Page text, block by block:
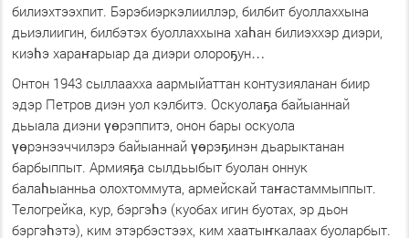
билиэхтээхпит. Бэрэбиэркэлииллэр, билбит буоллаххына
дьиэлиигин, билбэтэх буоллаххына хаһан билиэххэр диэри,
киэһэ хараҥарыар да диэри олороҕун…
Онтон 1943 сыллаахха аармыйаттан контузияланан биир
эдэр Петров диэн уол кэлбитэ. Оскуолаҕа байыаннай
дьыала диэни үөрэппитэ, онон бары оскуола
үөрэнээччилэрэ байыаннай үөрэҕинэн дьарыктанан
барбыппыт. Армияҕа сылдьыбыт буолан оннук
балаһыанньа олохтоммута, армейскай таҥастаммыппыт.
Телогрейка, кур, бэргэһэ (куобах игин буотах, эр дьон
бэргэһэтэ), ким этэрбэстээх, ким хаатыҥкалаах буоларбыт.